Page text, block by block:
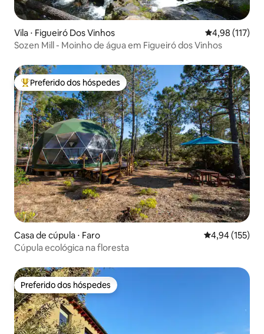
Vila ⋅ Figueiró Dos Vinhos 4,98 de uma
4,98 (117)
Sozen Mill - Moinho de água em Figueiró dos Vinhos
Entre os melhores preferidos dos hóspedes
Preferido dos hóspedes
Casa de cúpula ⋅ Faro 4,94 de uma
4,94 (155)
Cúpula ecológica na floresta
Preferido dos hóspedes
Preferido dos hóspedes